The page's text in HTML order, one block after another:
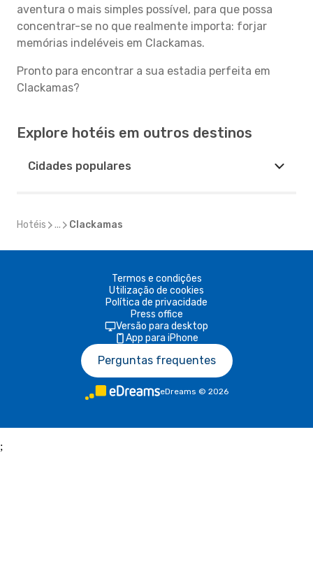
aventura o mais simples possível, para que possa
concentrar-se no que realmente importa: forjar
memórias indeléveis em Clackamas.
Pronto para encontrar a sua estadia perfeita em
Clackamas?
Explore hotéis em outros destinos
Cidades populares
Hotéis ... Clackamas
Termos e condições
Utilização de cookies
Política de privacidade
Press office
Versão para desktop
App para iPhone
Perguntas frequentes
eDreams © 2026
;